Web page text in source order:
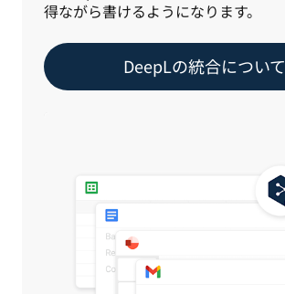
得ながら書けるようになります。
DeepLの統合について